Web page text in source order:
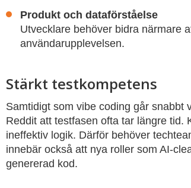
Produkt och dataförståelse
Utvecklare behöver bidra närmare
användarupplevelsen.
Stärkt testkompetens
Samtidigt som vibe coding går snabbt
Reddit att testfasen ofta tar längre tid.
ineffektiv logik. Därför behöver
innebär också att nya roller som AI-
genererad kod.